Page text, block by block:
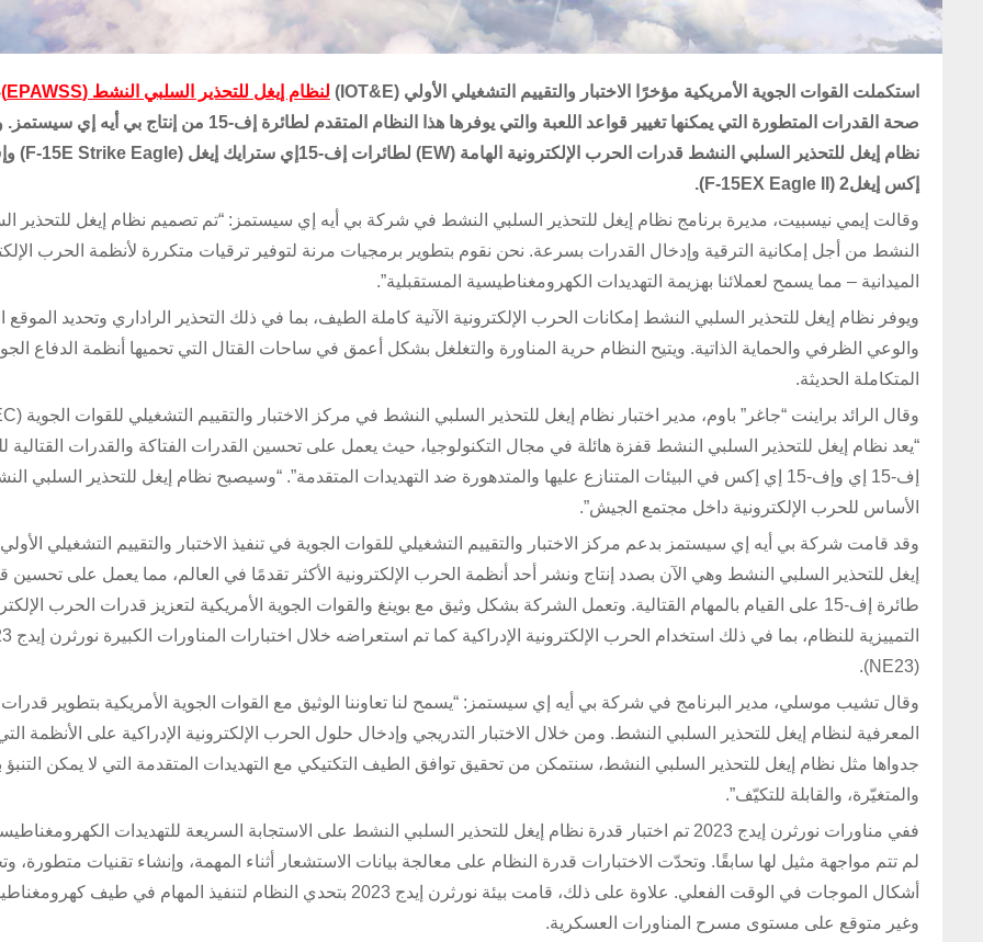
استكملت القوات الجوية الأمريكية مؤخرًا الاختبار والتقييم التشغيلي الأولي (IOT&E) لنظام إيغل للتحذير السلبي النشط (EPAWSS)
صحة القدرات المتطورة التي يمكنها تغيير قواعد اللعبة والتي يوفرها هذا النظام المتقدم لطائرة إف-15 من إنتاج بي
إكس إيغل2 (F-15EX Eagle II).
وقالت إيمي نيسبيت، مديرة برنامج نظام إيغل للتحذير السلبي النشط في شركة بي أيه إي سيستمز: “تم تصميم نظام إيغل للتحذير
النشط من أجل إمكانية الترقية وإدخال القدرات بسرعة. نحن نقوم بتطوير برمجيات مرنة لتوفير ترقيات متكررة لأنظمة الحرب
الميدانية – مما يسمح لعملائنا بهزيمة التهديدات الكهرومغناطيسية المستقبلية”.
ويوفر نظام إيغل للتحذير السلبي النشط إمكانات الحرب الإلكترونية الآنية كاملة الطيف، بما في ذلك التحذير الراداري وتحديد الموقع
والوعي الظرفي والحماية الذاتية. ويتيح النظام حرية المناورة والتغلغل بشكل أعمق في ساحات القتال التي تحميها أنظمة الدفاع
المتكاملة الحديثة.
“يعد نظام إيغل للتحذير السلبي النشط قفزة هائلة في مجال التكنولوجيا، حيث يعمل على تحسين القدرات الفتاكة والقدرات القتالية
إف-15 إي وإف-15 إي إكس في البيئات المتنازع عليها والمتدهورة ضد التهديدات المتقدمة”. “وسيصبح نظام إيغل للتحذير السلبي
الأساس للحرب الإلكترونية داخل مجتمع الجيش”.
وقد قامت شركة بي أيه إي سيستمز بدعم مركز الاختبار والتقييم التشغيلي للقوات الجوية في تنفيذ الاختبار والتقييم التشغيلي
إيغل للتحذير السلبي النشط وهي الآن بصدد إنتاج ونشر أحد أنظمة الحرب الإلكترونية الأكثر تقدمًا في العالم، مما يعمل على تحسين
طائرة إف-15 على القيام بالمهام القتالية. وتعمل الشركة بشكل وثيق مع بوينغ والقوات الجوية الأمريكية لتعزيز قدرات الحرب
التمييزية للنظام، بما في ذلك
(NE23).
وقال تشيب موسلي، مدير البرنامج في شركة بي أيه إي سيستمز: “يسمح لنا تعاوننا الوثيق مع القوات الجوية الأمريكية بتطوير قدرات
المعرفية لنظام إيغل للتحذير السلبي النشط. ومن خلال الاختبار التدريجي وإدخال حلول الحرب الإلكترونية الإدراكية على الأنظمة
جدواها مثل نظام إيغل للتحذير السلبي النشط، سنتمكن من تحقيق توافق الطيف التكتيكي مع التهديدات المتقدمة التي لا يمكن التنبؤ
والمتغيّرة، والقابلة للتكيّف”.
ففي مناورات نورثرن إيدج 2023 تم اختبار قدرة نظام إيغل للتحذير السلبي النشط على الاستجابة السريعة للتهديدات
لم تتم مواجهة مثيل لها سابقًا. وتحدّت الاختبارات قدرة النظام على معالجة بيانات الاستشعار أثناء المهمة، وإنشاء تقنيات متطورة،
أشكال الموجات في الوقت الفعلي. علاوة على ذلك، قامت بيئة نورثرن إيدج 2023 بتحدي النظام لتنفيذ المهام في
وغير متوقع على مستوى مسرح المناورات العسكرية.